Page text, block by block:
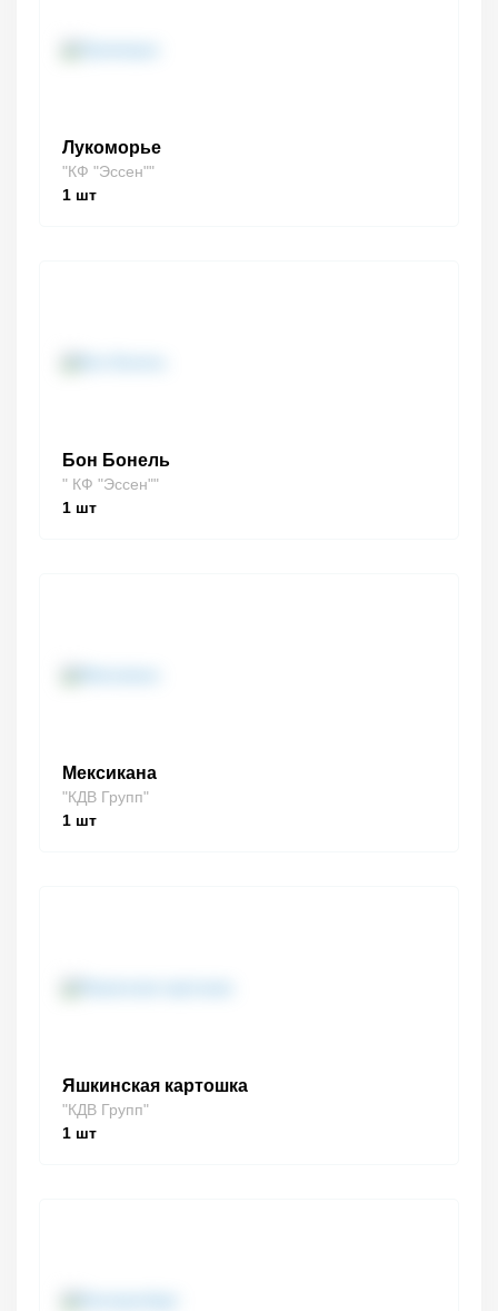
Лукоморье
"КФ "Эссен""
1 шт
Бон Бонель
" КФ "Эссен""
1 шт
Мексикана
"КДВ Групп"
1 шт
Яшкинская картошка
"КДВ Групп"
1 шт